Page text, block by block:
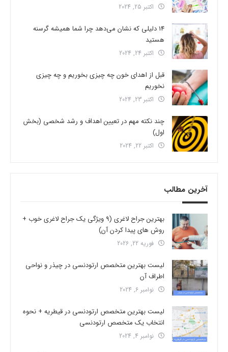
اکتبر 25, 2024
14 دلیلی که نشان می‌دهد چرا شما همیشه گرسنه
هستید
اکتبر 24, 2024
قبل از اهدای خون چه چیزی بخوریم و چه چیزی
نخوریم
اکتبر 23, 2024
چند نکته مهم در تعیین اهداف و رشد شخصی (بخش
اول)
اکتبر 22, 2024
آخرین مطالب
بهترین جراح لاغری (9 ویژگی یک جراح لاغری خوب +
روش های پیدا کردن آن)
فوریه 22, 2026
لیست بهترین متخصص ارتودنسی در چیذر و نواحی
اطراف آن
نوامبر 6, 2024
لیست بهترین متخصص ارتودنسی در قیطریه + نحوه
انتخاب یک متخصص ارتودنسی
نوامبر 4, 2024